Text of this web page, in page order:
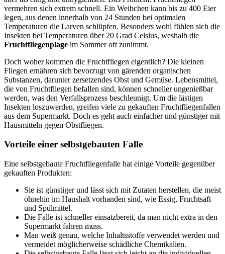
vermehren sich extrem schnell. Ein Weibchen kann bis zu 400 Eier
legen, aus denen innerhalb von 24 Stunden bei optimalen
Temperaturen die Larven schlüpfen. Besonders wohl fühlen sich die
Insekten bei Temperaturen über 20 Grad Celsius, weshalb die
Fruchtfliegenplage im Sommer oft zunimmt.
Doch woher kommen die Fruchtfliegen eigentlich? Die kleinen
Fliegen ernähren sich bevorzugt von gärenden organischen
Substanzen, darunter zersetzendes Obst und Gemüse. Lebensmittel,
die von Fruchtfliegen befallen sind, können schneller ungenießbar
werden, was den Verfallsprozess beschleunigt. Um die lästigen
Insekten loszuwerden, greifen viele zu gekauften Fruchtfliegenfallen
aus dem Supermarkt. Doch es geht auch einfacher und günstiger mit
Hausmitteln gegen Obstfliegen.
Vorteile einer selbstgebauten Falle
Eine selbstgebaute Fruchtfliegenfalle hat einige Vorteile gegenüber
gekauften Produkten:
Sie ist günstiger und lässt sich mit Zutaten herstellen, die meist
ohnehin im Haushalt vorhanden sind, wie Essig, Fruchtsaft
und Spülmittel.
Die Falle ist schneller einsatzbereit, da man nicht extra in den
Supermarkt fahren muss.
Man weiß genau, welche Inhaltsstoffe verwendet werden und
vermeidet möglicherweise schädliche Chemikalien.